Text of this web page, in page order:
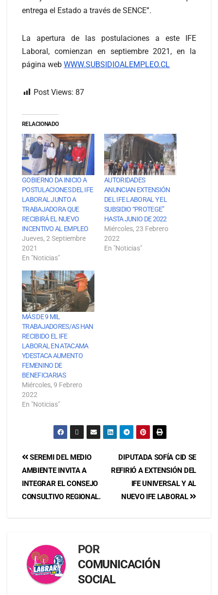
entrega el Estado a través de SENCE”.
La apertura de las postulaciones a este IFE
Laboral, comienzan en septiembre 2021, en la
página web WWW.SUBSIDIOALEMPLEO.CL
Post Views: 87
RELACIONADO
GOBIERNO DA INICIO A
POSTULACIONES DEL IFE
LABORAL JUNTO A
TRABAJADORA QUE
RECIBIRÁ EL NUEVO
INCENTIVO AL EMPLEO
Jueves, 2 Septiembre
2021
En "Noticias"
AUTORIDADES
ANUNCIAN EXTENSIÓN
DEL IFE LABORAL Y EL
SUBSIDIO “PROTEGE”
HASTA JUNIO DE 2022
Miércoles, 23 Febrero
2022
En "Noticias"
MÁS DE 9 MIL
TRABAJADORES/AS HAN
RECIBIDO EL IFE
LABORAL EN ATACAMA
YDESTACA AUMENTO
FEMENINO DE
BENEFICIARIAS
Miércoles, 9 Febrero
2022
En "Noticias"
DIPUTADA SOFÍA CID SE
REFIRIÓ A EXTENSIÓN DEL
IFE UNIVERSAL Y AL
NUEVO IFE LABORAL
SEREMI DEL MEDIO
AMBIENTE INVITA A
INTEGRAR EL CONSEJO
CONSULTIVO REGIONAL.
POR
COMUNICACIÓN
SOCIAL